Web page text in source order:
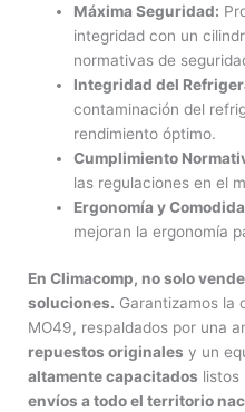
Máxima Seguridad:
integridad con un
normativas de
Integridad del
contaminación del
rendimiento óptimo.
Cumplimiento
las regulaciones en el
Ergonomía y
mejoran la ergonomía
En Climacomp, no solo
soluciones. Garantizamos la
MO49, respaldados por una
repuestos originales y un
altamente capacitados listos
envíos a todo el territorio